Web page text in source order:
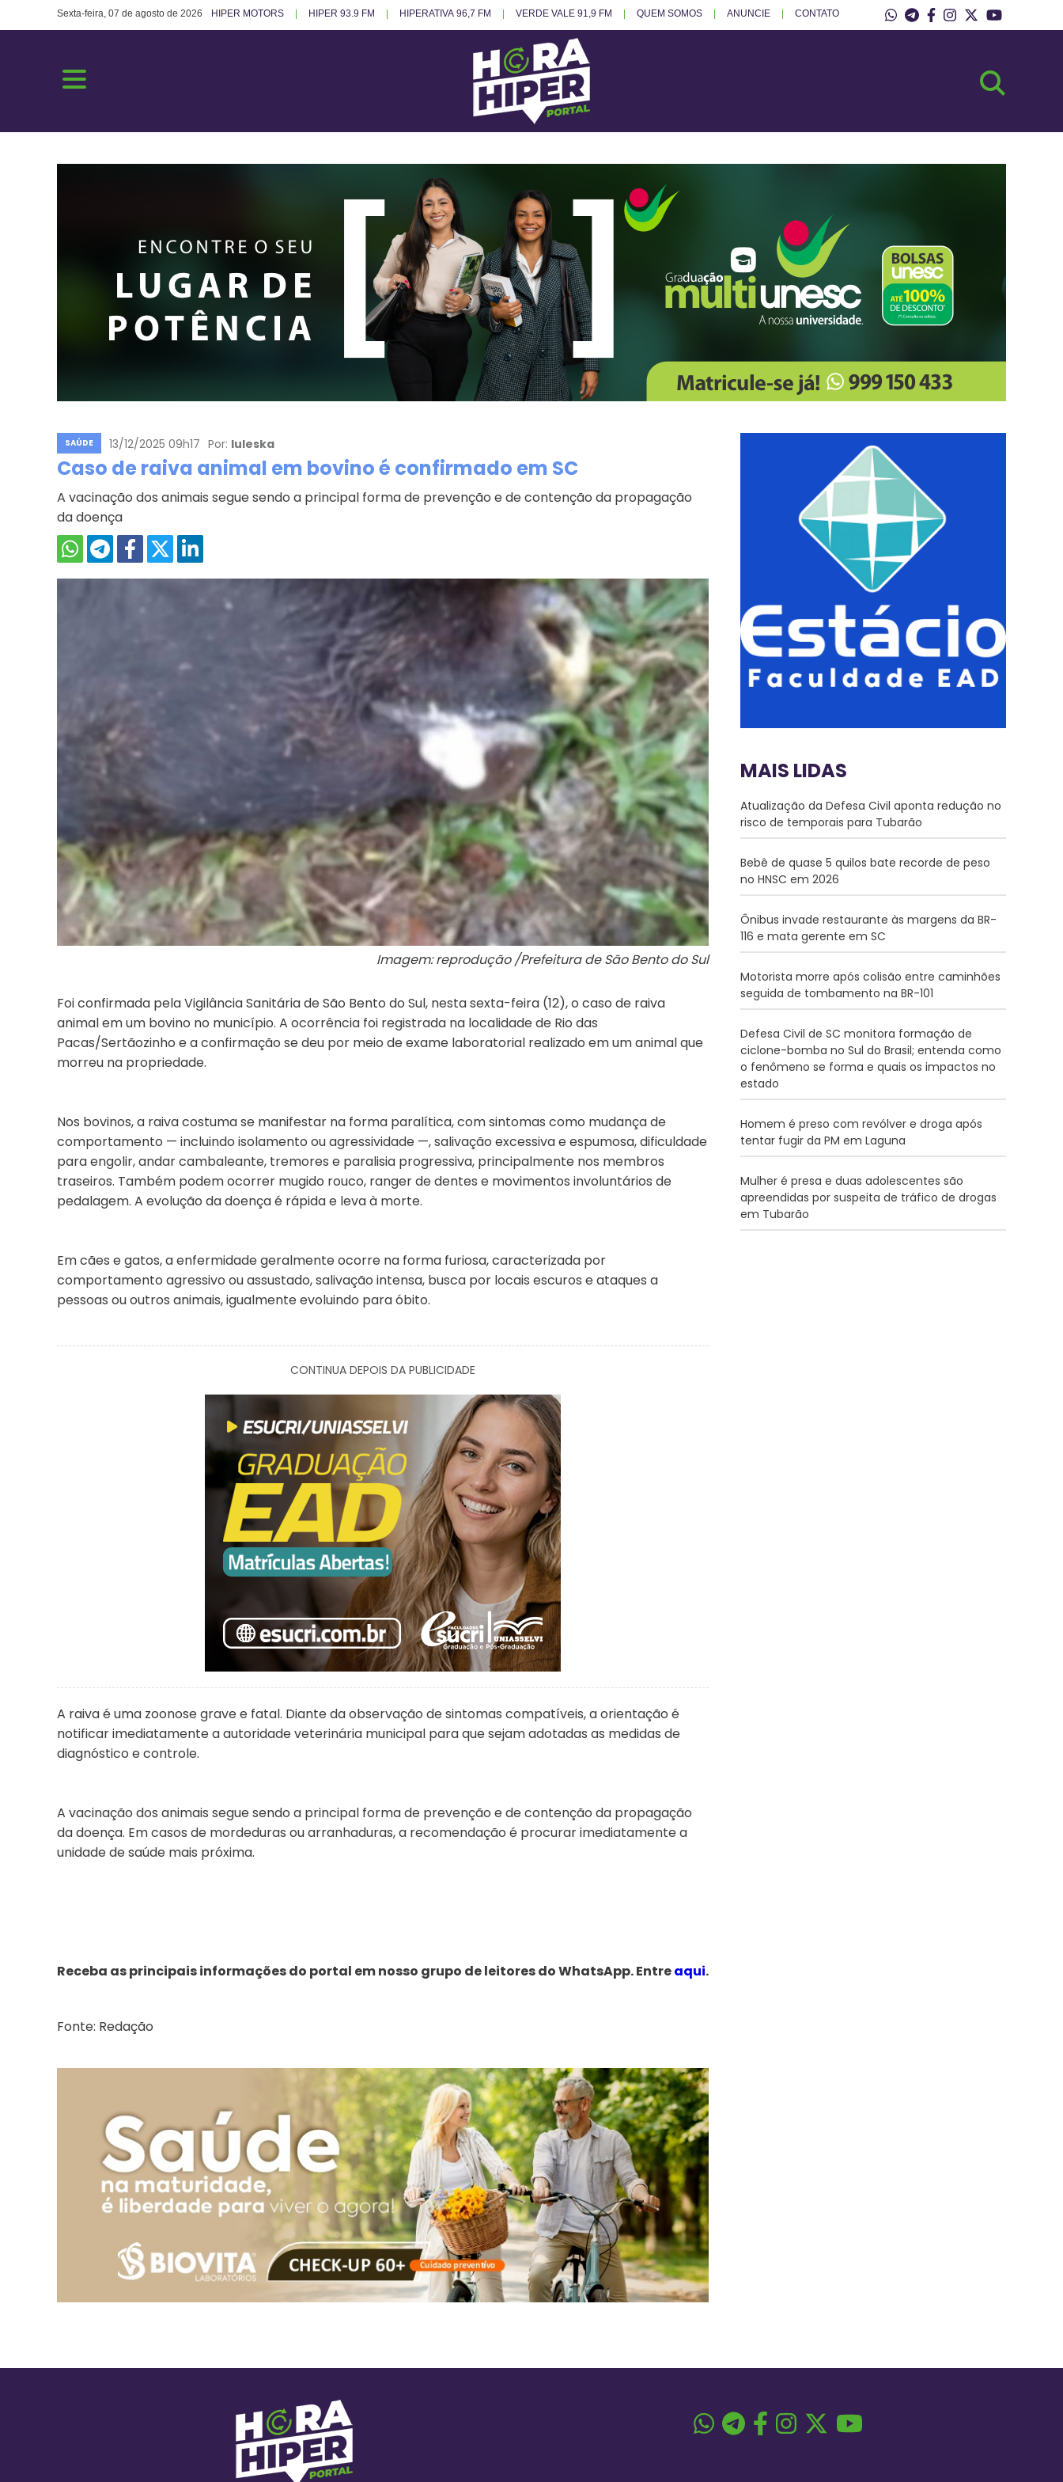
Sexta-feira, 07 de agosto de 2026 HIPER MOTORS HIPER 93.9 FM HIPERATIVA 96,7 FM VERDE VALE 91,9 FM QUEM SOMOS ANUNCIE CONTATO
SAÚDE 13/12/2025 09h17 Por: Iuleska
Caso de raiva animal em bovino é confirmado em SC
A vacinação dos animais segue sendo a principal forma de prevenção e de contenção da propagação
da doença
Imagem: reprodução /Prefeitura de São Bento do Sul
Foi confirmada pela Vigilância Sanitária de São Bento do Sul, nesta sexta-feira (12), o caso de raiva
animal em um bovino no município. A ocorrência foi registrada na localidade de Rio das
Pacas/Sertãozinho e a confirmação se deu por meio de exame laboratorial realizado em um animal que
morreu na propriedade.
Nos bovinos, a raiva costuma se manifestar na forma paralítica, com sintomas como mudança de
comportamento — incluindo isolamento ou agressividade —, salivação excessiva e espumosa, dificuldade
para engolir, andar cambaleante, tremores e paralisia progressiva, principalmente nos membros
traseiros. Também podem ocorrer mugido rouco, ranger de dentes e movimentos involuntários de
pedalagem. A evolução da doença é rápida e leva à morte.
Em cães e gatos, a enfermidade geralmente ocorre na forma furiosa, caracterizada por
comportamento agressivo ou assustado, salivação intensa, busca por locais escuros e ataques a
pessoas ou outros animais, igualmente evoluindo para óbito.
CONTINUA DEPOIS DA PUBLICIDADE
A raiva é uma zoonose grave e fatal. Diante da observação de sintomas compatíveis, a orientação é
notificar imediatamente a autoridade veterinária municipal para que sejam adotadas as medidas de
diagnóstico e controle.
A vacinação dos animais segue sendo a principal forma de prevenção e de contenção da propagação
da doença. Em casos de mordeduras ou arranhaduras, a recomendação é procurar imediatamente a
unidade de saúde mais próxima.
Receba as principais informações do portal em nosso grupo de leitores do WhatsApp. Entreaqui.
Fonte: Redação
MAIS LIDAS
Atualização da Defesa Civil aponta redução no
risco de temporais para Tubarão
Bebê de quase 5 quilos bate recorde de peso
no HNSC em 2026
Ônibus invade restaurante às margens da BR-
116 e mata gerente em SC
Motorista morre após colisão entre caminhões
seguida de tombamento na BR-101
Defesa Civil de SC monitora formação de
ciclone-bomba no Sul do Brasil; entenda como
o fenômeno se forma e quais os impactos no
estado
Homem é preso com revólver e droga após
tentar fugir da PM em Laguna
Mulher é presa e duas adolescentes são
apreendidas por suspeita de tráfico de drogas
em Tubarão